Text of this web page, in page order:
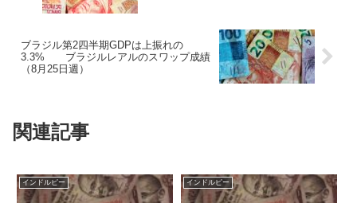
ブラジル第2四半期GDPは上振れの
3.3% ブラジルレアルのスワップ成績
（8月25日週）
関連記事
インドルピー インドルピー